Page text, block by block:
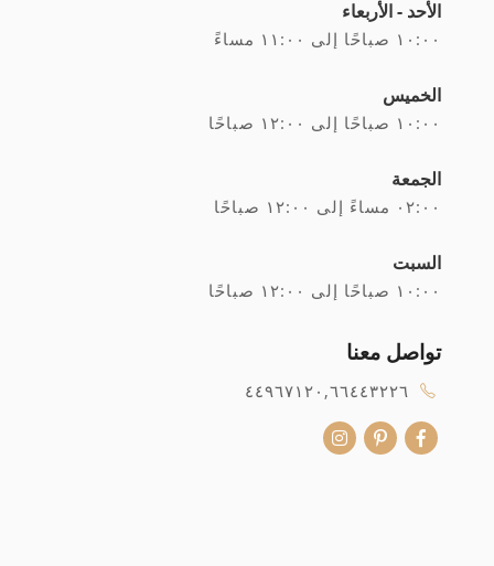
الأحد - الأربعاء
۱۰:۰۰ صباحًا إلى ۱۱:۰۰ مساءً
الخميس
۱۰:۰۰ صباحًا إلى ۱۲:۰۰ صباحًا
الجمعة
۰۲:۰۰ مساءً إلى ۱۲:۰۰ صباحًا
السبت
۱۰:۰۰ صباحًا إلى ۱۲:۰۰ صباحًا
تواصل معنا